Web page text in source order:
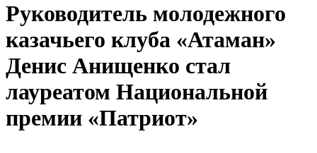
Руководитель молодежного
казачьего клуба «Атаман»
Денис Анищенко стал
лауреатом Национальной
премии «Патриот»